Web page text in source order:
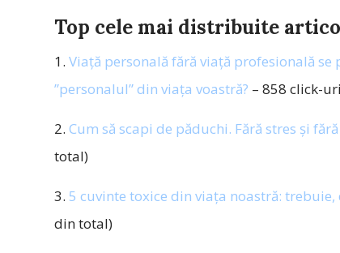
Top cele mai distribuite
1. Viață personală fără viață profesională se
”personalul” din viața voastră? – 858 click-
2. Cum să scapi de păduchi. Fără stres și
total)
3. 5 cuvinte toxice din viața noastră:
din total)